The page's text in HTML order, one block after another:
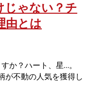
じゃない？チ
由とは
か？ハート、星…。
が不動の人気を獲得し